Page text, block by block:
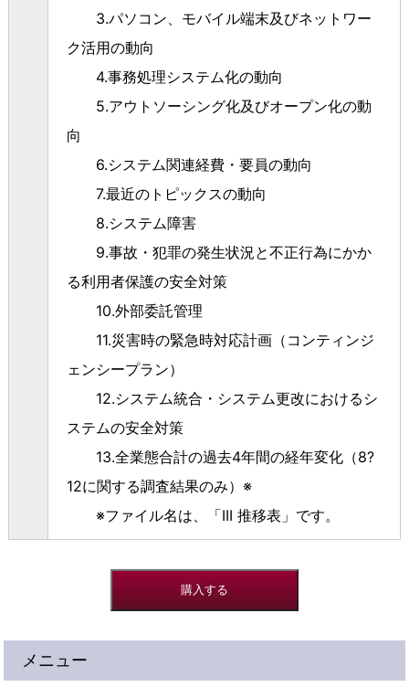
3.パソコン、モバイル端末及びネットワー
ク活用の動向
4.事務処理システム化の動向
5.アウトソーシング化及びオープン化の動
向
6.システム関連経費・要員の動向
7.最近のトピックスの動向
8.システム障害
9.事故・犯罪の発生状況と不正行為にかか
る利用者保護の安全対策
10.外部委託管理
11.災害時の緊急時対応計画（コンティンジ
ェンシープラン）
12.システム統合・システム更改におけるシ
ステムの安全対策
13.全業態合計の過去4年間の経年変化（8?
12に関する調査結果のみ）※
※ファイル名は、「III 推移表」です。
メニュー